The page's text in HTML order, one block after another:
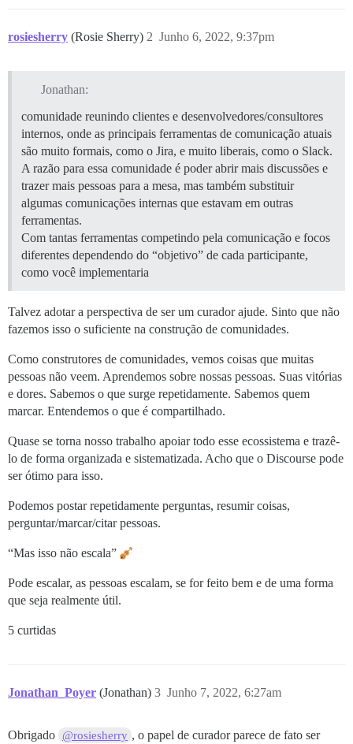
rosiesherry (Rosie Sherry) Junho 6, 2022, 9:37pm
2
Jonathan:
comunidade reunindo clientes e desenvolvedores/consultores
internos, onde as principais ferramentas de comunicação atuais
são muito formais, como o Jira, e muito liberais, como o Slack.
A razão para essa comunidade é poder abrir mais discussões e
trazer mais pessoas para a mesa, mas também substituir
algumas comunicações internas que estavam em outras
ferramentas.
Com tantas ferramentas competindo pela comunicação e focos
diferentes dependendo do “objetivo” de cada participante,
como você implementaria
Talvez adotar a perspectiva de ser um curador ajude. Sinto que não
fazemos isso o suficiente na construção de comunidades.
Como construtores de comunidades, vemos coisas que muitas
pessoas não veem. Aprendemos sobre nossas pessoas. Suas vitórias
e dores. Sabemos o que surge repetidamente. Sabemos quem
marcar. Entendemos o que é compartilhado.
Quase se torna nosso trabalho apoiar todo esse ecossistema e trazê-
lo de forma organizada e sistematizada. Acho que o Discourse pode
ser ótimo para isso.
Podemos postar repetidamente perguntas, resumir coisas,
perguntar/marcar/citar pessoas.
“Mas isso não escala”
Pode escalar, as pessoas escalam, se for feito bem e de uma forma
que seja realmente útil.
5 curtidas
Jonathan_Poyer (Jonathan) Junho 7, 2022, 6:27am
3
Obrigado @rosiesherry , o papel de curador parece de fato ser